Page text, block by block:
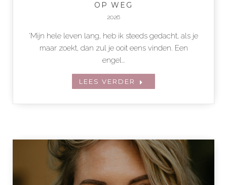
OP WEG
2026
‘Mijn hele leven lang, heb ik steeds gedacht, als je
maar zoekt, dan zul je ooit eens vinden. Een
engel…
LEES VERDER